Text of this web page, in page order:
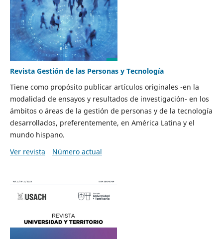
Revista Gestión de las Personas y Tecnología
Tiene como propósito publicar artículos originales -en la
modalidad de ensayos y resultados de investigación- en los
ámbitos o áreas de la gestión de personas y de la tecnología
desarrollados, preferentemente, en América Latina y el
mundo hispano.
Ver revista
Número actual